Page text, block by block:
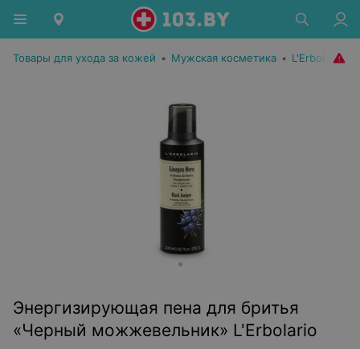
Товары для ухода за кожей • Мужская косметика • L'Erbolario
Энергизирующая пена для бритья
«Черный можжевельник» L'Erbolario